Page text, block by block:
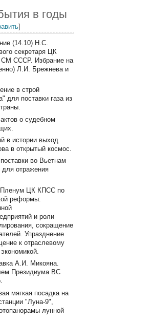
в годы
]
(14.10) Н.С.
секретаря ЦК
СССР. Избрание на
Л.И. Брежнева и
в строй
для поставки газа из
о судебном
в истории выход
в открытый космос.
во Вьетнам
для отражения
Пленум ЦК КПСС по
реформы:
и роли
сокращение
Упразднение
к отраслевому
А.И. Микояна.
Президиума ВС
мягкая посадка на
"Луна-9",
лунной